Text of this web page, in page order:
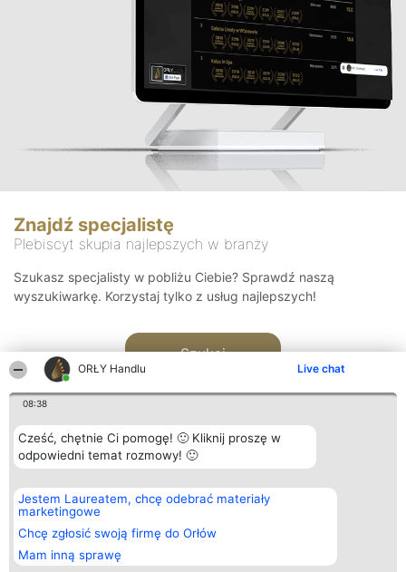
ORŁY Handlu Live chat
08:38
Cześć, chętnie Ci pomogę! 🙂 Kliknij proszę w
odpowiedni temat rozmowy! 🙂
Jestem Laureatem, chcę odebrać materiały
marketingowe
Chcę zgłosić swoją firmę do Orłów
Mam inną sprawę
Znajdź specjalistę
Plebiscyt skupia najlepszych w branży
Szukasz specjalisty w pobliżu Ciebie? Sprawdź naszą
wyszukiwarkę. Korzystaj tylko z usług najlepszych!
Szukaj
Organizator plebiscytu
Bright Side Solutions sp. z o.
o. sp. k.
ul. Ruska 22
Wrocław 50-079
KRS 0000749100 | Regon
381313360 | NIP 8943132676
Plebiscyt
Laureaci
wszystkich
Laureatów
Regulamin
Kontakt
Kontakt